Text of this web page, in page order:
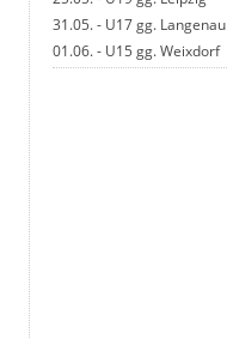
31.05. - U17 gg. Langenau
01.06. - U15 gg. Weixdorf